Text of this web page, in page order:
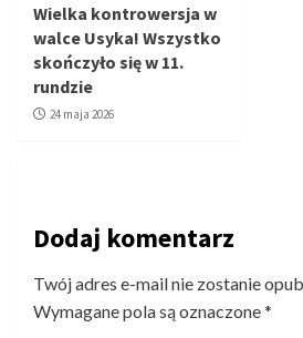
Wielka kontrowersja w
walce Usyka! Wszystko
skończyło się w 11.
rundzie
24 maja 2026
Dodaj komentarz
Twój adres e-mail nie zostanie
Wymagane pola są oznaczone*